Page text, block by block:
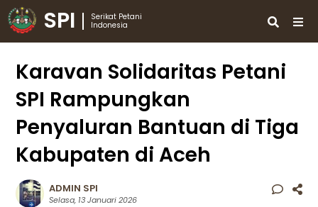
SPI
Serikat Petani
Indonesia
Karavan Solidaritas Petani
SPI Rampungkan
Penyaluran Bantuan di Tiga
Kabupaten di Aceh
ADMIN SPI
Selasa, 13 Januari 2026